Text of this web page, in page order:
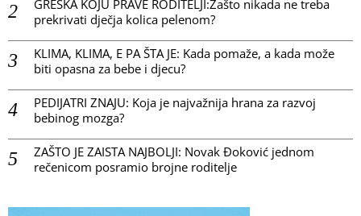
GREŠKA KOJU PRAVE RODITELJI:Zašto nikada ne treba
prekrivati dječja kolica pelenom?
KLIMA, KLIMA, E PA ŠTA JE: Kada pomaže, a kada može
biti opasna za bebe i djecu?
PEDIJATRI ZNAJU: Koja je najvažnija hrana za razvoj
bebinog mozga?
ZAŠTO JE ZAISTA NAJBOLJI: Novak Đoković jednom
rečenicom posramio brojne roditelje